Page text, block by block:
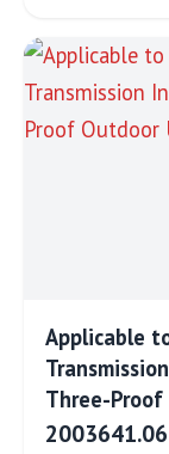
Applicable
Three-Proof
2003641.06